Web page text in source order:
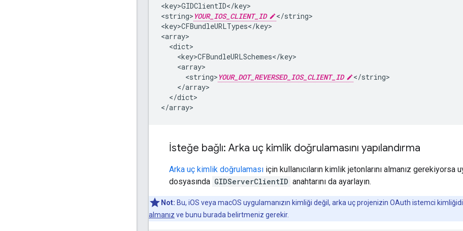
<key>GIDClientID</key>
<string> YOUR_IOS_CLIENT_ID
</string>
<key>CFBundleURLTypes</key>
<array>
  <dict>
    <key>CFBundleURLSchemes</key>
    <array>
      <string>
YOUR_DOT_REVERSED_IOS_CLIENT_ID
</string>
    </array>
  </dict>
</array>
İsteğe bağlı: Arka uç kimlik doğrulamasını yapılandırma
Arka uç kimlik doğrulaması için kullanıcıların kimlik jetonlarını almanız gerekiyorsa
dosyasında GIDServerClientID anahtarını da ayarlayın.
Not: Bu, iOS veya macOS uygulamanızın kimliği değil, arka uç projenizin OAuth istemci
almanız ve bunu burada belirtmeniz gerekir.